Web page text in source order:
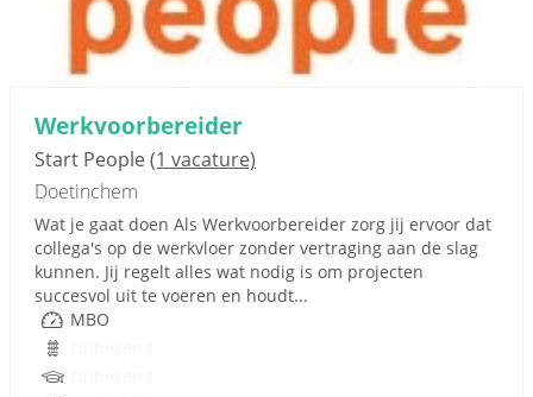
Werkvoorbereider
Start People(1 vacature)
Doetinchem
Wat je gaat doen Als Werkvoorbereider zorg jij ervoor dat
collega's op de werkvloer zonder vertraging aan de slag
kunnen. Jij regelt alles wat nodig is om projecten
succesvol uit te voeren en houdt...
MBO